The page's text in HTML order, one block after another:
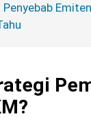
Penyebab